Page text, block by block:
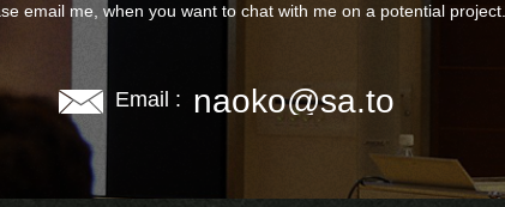
email me, when you want to chat with me on a potential project.
Email : naoko@sa.to